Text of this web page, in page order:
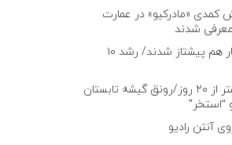
کمدی «مادرکیو» در عمارت
معرفی شدند
انیمیشن‌ها در اکران سیار هم پیشتاز شدند/ رشد ۱۰
۱۲۰میلیارد فروش در کمتر از ۲۰ روز/رونق گیشه تابستان
“استخر”
آنتن رادیو